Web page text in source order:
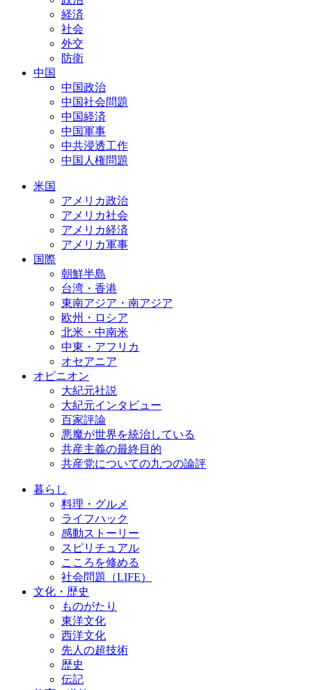
経済
社会
外交
防衛
中国
中国政治
中国社会問題
中国経済
中国軍事
中共浸透工作
中国人権問題
米国
アメリカ政治
アメリカ社会
アメリカ経済
アメリカ軍事
国際
朝鮮半島
台湾・香港
東南アジア・南アジア
欧州・ロシア
北米・中南米
中東・アフリカ
オセアニア
オピニオン
大紀元社説
大紀元インタビュー
百家評論
悪魔が世界を統治している
共産主義の最終目的
共産党についての九つの論評
暮らし
料理・グルメ
ライフハック
感動ストーリー
スピリチュアル
こころを修める
社会問題（LIFE）
文化・歴史
ものがたり
東洋文化
西洋文化
先人の超技術
歴史
伝記